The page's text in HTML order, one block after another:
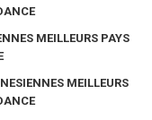
MEILLEURS PAYS
MEILLEURS